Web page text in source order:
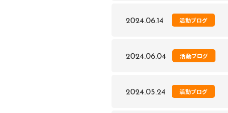
2024.06.14 活動ブログ
2024.06.04 活動ブログ
2024.05.24 活動ブログ